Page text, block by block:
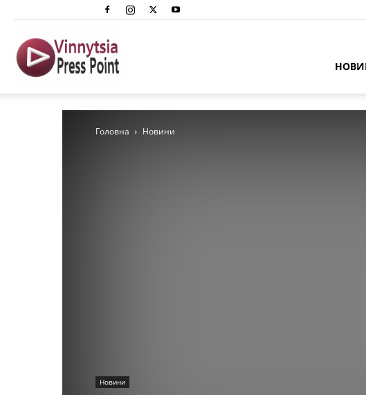
Преспоінт
Головна Новини
Новини